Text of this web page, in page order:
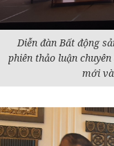
Diễn đàn Bất động
phiên thảo luận
mới